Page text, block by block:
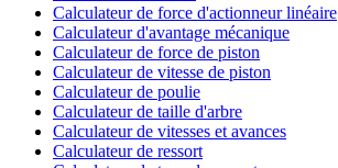
Calculateur de force d'actionneur linéaire
Calculateur d'avantage mécanique
Calculateur de force de piston
Calculateur de vitesse de piston
Calculateur de poulie
Calculateur de taille d'arbre
Calculateur de vitesses et avances
Calculateur de ressort